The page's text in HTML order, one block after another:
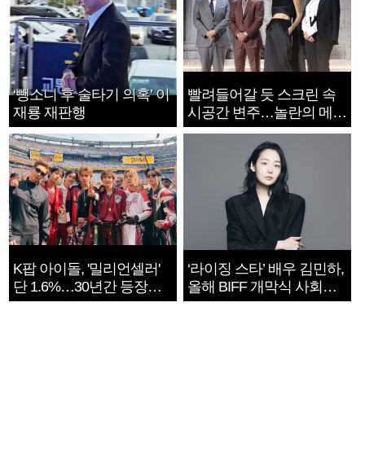
‘뺑소니 후 술타기 의혹’ 이
재룡 재판행
빨려들어갈 듯 스크린 속
시공간 변주…놀란의 메시
지는 ‘전쟁 속죄’
K팝 아이돌, '밀리언셀러'
단 1.6%…30년간 등장
1182개팀 전수조사
‘라이징 스타’ 배우 김민하,
올해 BIFF 개막식 사회자
확정